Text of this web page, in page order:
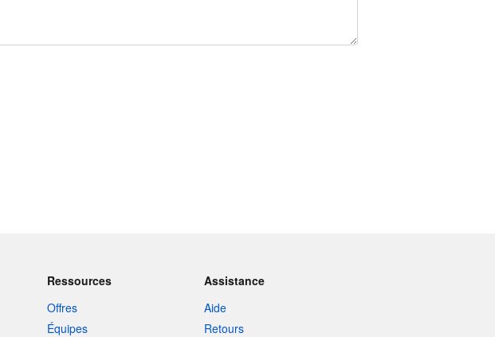
Ressources
Offres
Équipes
Assistance
Aide
Retours